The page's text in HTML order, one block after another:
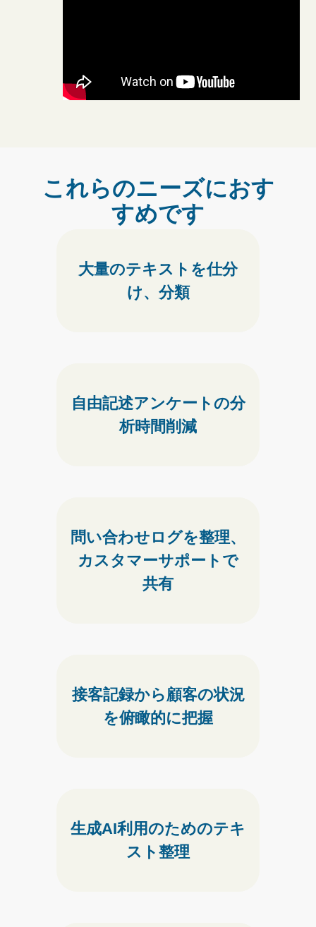
これらのニーズにおす
すめです
大量のテキストを仕分
け、分類
自由記述アンケートの分
析時間削減
問い合わせログを整理、
カスタマーサポートで
共有
接客記録から顧客の状況
を俯瞰的に把握
生成AI利用のためのテキ
スト整理